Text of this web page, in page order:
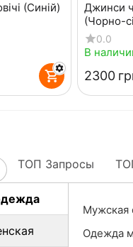
(Синій)
Джинси
(Чорно-
0.0
В
‍2300‍
ТОП Запросы
Мужская
Одежда